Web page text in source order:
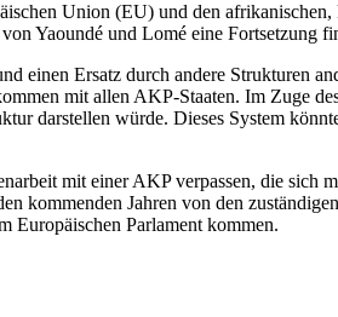
Union (EU) und den
Yaoundé und Lomé eine Fortsetzung
einen Ersatz durch andere Strukturen
mit allen AKP-Staaten. Im Zuge
darstellen würde. Dieses System
mit einer AKP verpassen, die sich
kommenden Jahren von den
Europäischen Parlament kommen.